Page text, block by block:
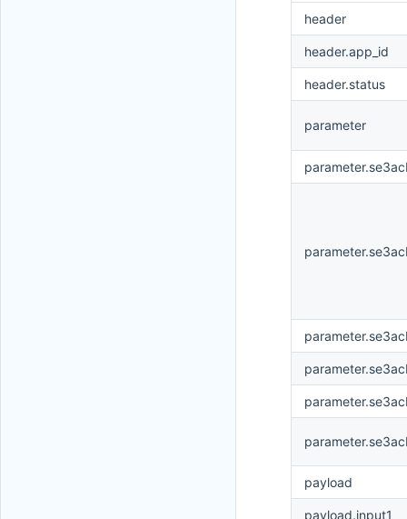
header
header.app_id
header.status
parameter
payload
payload.input1